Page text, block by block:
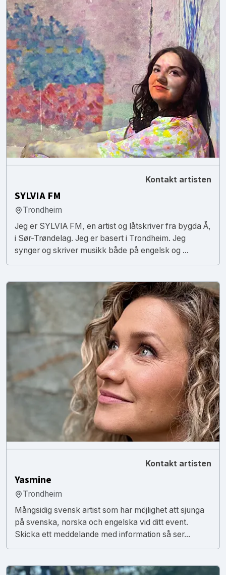
Kontakt artisten
SYLVIA FM
Trondheim
Jeg er SYLVIA FM, en artist og låtskriver fra bygda Å,
i Sør-Trøndelag. Jeg er basert i Trondheim. Jeg
synger og skriver musikk både på engelsk og ...
Kontakt artisten
Yasmine
Trondheim
Mångsidig svensk artist som har möjlighet att sjunga
på svenska, norska och engelska vid ditt event.
Skicka ett meddelande med information så ser...